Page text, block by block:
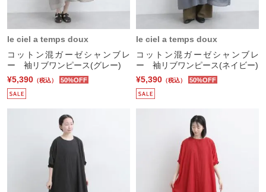
le ciel a temps doux
コットン混ガーゼシャンブレ
ー 袖リブワンピース(グレー)
¥5,390 （税込） 50%OFF
le ciel a temps doux
コットン混ガーゼシャンブレ
ー 袖リブワンピース(ネイビー)
¥5,390 （税込） 50%OFF